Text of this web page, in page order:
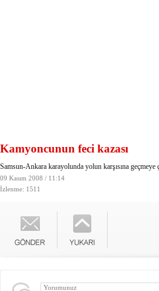
Kamyoncunun feci kazası
Samsun-Ankara karayolunda yolun karşısına
09 Kasım 2008 / 11:14
İzlenme: 1511